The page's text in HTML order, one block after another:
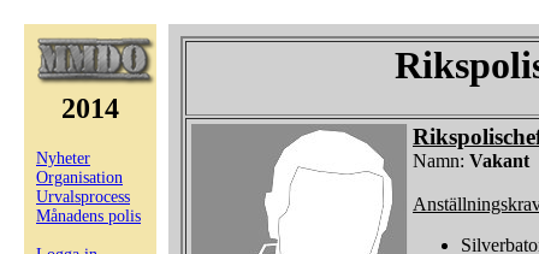
2014
Nyheter
Organisation
Urvalsprocess
Månadens polis
Namn: Vakant